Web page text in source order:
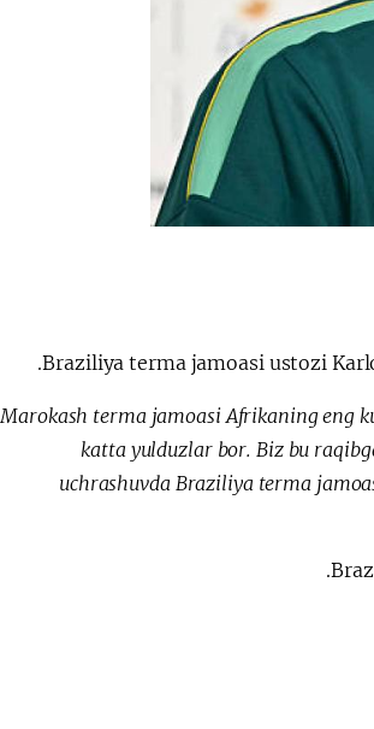
Braziliya terma jamoasi ustozi
"Marokash terma jamoasi Afrikaning eng
katta yulduzlar bor. Biz bu
uchrashuvda Braziliya terma